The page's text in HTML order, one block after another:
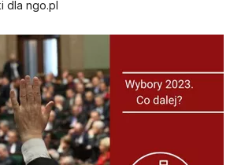
dla ngo.pl